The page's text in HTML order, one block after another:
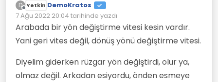
D
Çevrimdışı
Yetkin DemoKratos
7 Ağu 2022 20:04 tarihinde yazdı
Son düzenleyen:
Arabada bir yön değiştirme vitesi kesin vardır.
Yani geri vites değil, dönüş yönü değiştirme vitesi.
Diyelim giderken rüzgar yön değiştirdi, olur ya,
olmaz değil. Arkadan esiyordu, önden esmeye